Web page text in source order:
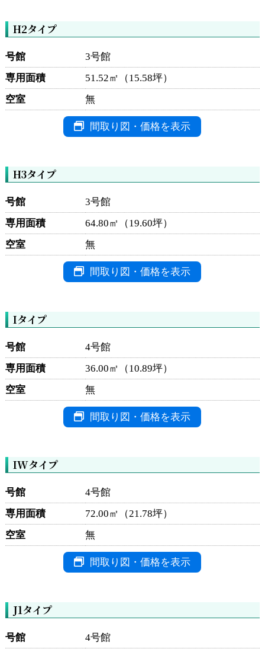
H2タイプ
号館
3号館
専用面積
51.52㎡（15.58坪）
空室
無
間取り図・価格を表示
H3タイプ
号館
3号館
専用面積
64.80㎡（19.60坪）
空室
無
間取り図・価格を表示
Iタイプ
号館
4号館
専用面積
36.00㎡（10.89坪）
空室
無
間取り図・価格を表示
IWタイプ
号館
4号館
専用面積
72.00㎡（21.78坪）
空室
無
間取り図・価格を表示
J1タイプ
号館
4号館